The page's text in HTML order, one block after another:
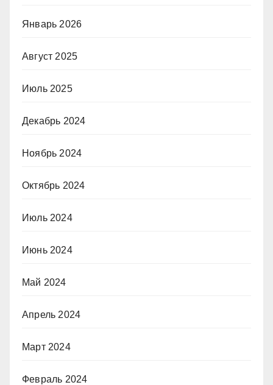
Январь 2026
Август 2025
Июль 2025
Декабрь 2024
Ноябрь 2024
Октябрь 2024
Июль 2024
Июнь 2024
Май 2024
Апрель 2024
Март 2024
Февраль 2024